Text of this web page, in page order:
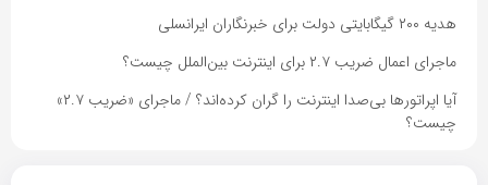
هدیه ۲۰۰ گیگابایتی دولت برای خبرنگاران ایرانسلی
ماجرای اعمال ضریب ۲.۷ برای اینترنت بین‌الملل چیست؟
آیا اپراتورها بی‌صدا اینترنت را گران کرده‌اند؟ / ماجرای «ضریب ۲.۷»
چیست؟